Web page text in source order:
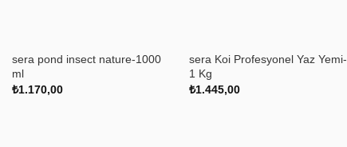
sera pond insect nature-1000
ml
₺1.170,00
sera Koi Profesyonel Yaz Yemi-
1 Kg
₺1.445,00